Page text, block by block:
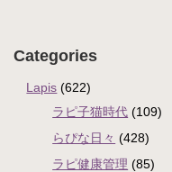
Categories
Lapis (622)
ラピ子猫時代 (109)
らぴな日々 (428)
ラピ健康管理 (85)